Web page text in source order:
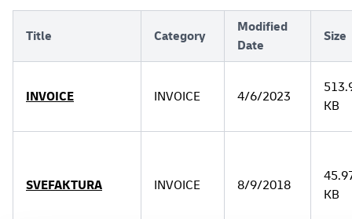
Title Category
Modified
Date
Size
INVOICE INVOICE 4/6/2023
KB
SVEFAKTURA INVOICE 8/9/2018
KB